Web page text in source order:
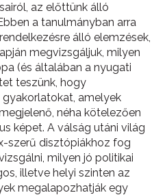
az előttünk álló
a tanulmányban arra
álló elemzések,
megvizsgáljuk, milyen
(és általában a nyugati
teszünk, hogy
amelyek
néha kötelezően
képet. A válság utáni világ
szerű disztópiákhoz fog
milyen jó politikai
illetve helyi szinten az
megalapozhatják egy